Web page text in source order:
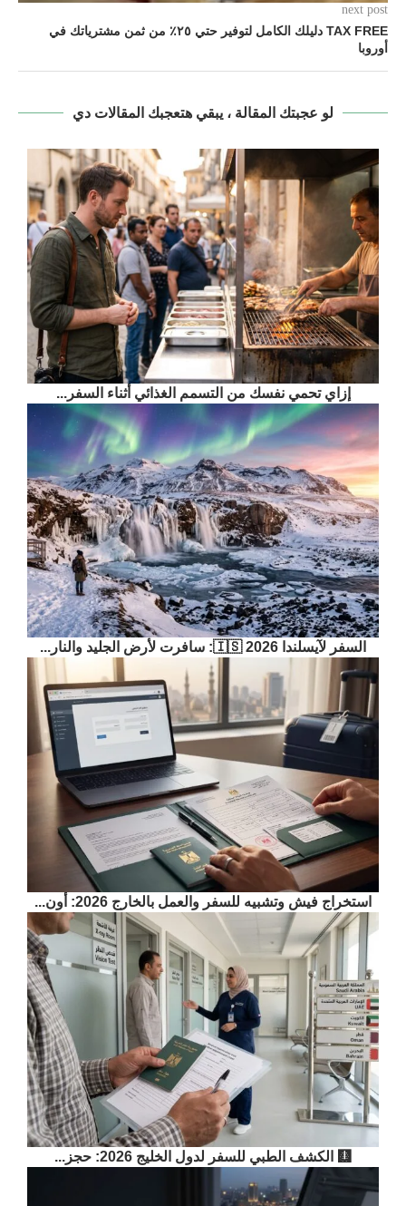
next post
TAX FREE دليلك الكامل لتوفير حتي ٢٥٪ من ثمن مشترياتك في
أوروبا
لو عجبتك المقالة ، يبقي هتعجبك المقالات دي
إزاي تحمي نفسك من التسمم الغذائي أثناء السفر...
السفر لآيسلندا 2026 🇮🇸: سافرت لأرض الجليد والنار...
استخراج فيش وتشبيه للسفر والعمل بالخارج 2026: أون...
🩻 الكشف الطبي للسفر لدول الخليج 2026: حجز...